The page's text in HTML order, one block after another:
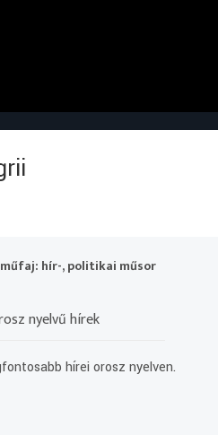
műfaj: hír-, politikai műsor
nyelvű hírek
hírei orosz nyelven.